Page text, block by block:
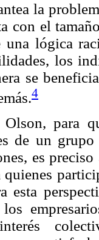
la
con el
una lógica
los
se
4
para
de un
es
quienes
esta